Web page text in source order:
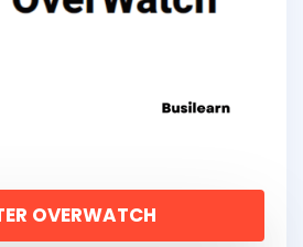
OVERWATCH